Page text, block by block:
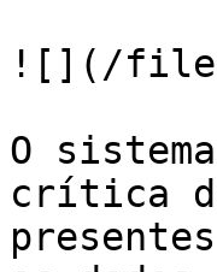
![](/files/-
O
crítica